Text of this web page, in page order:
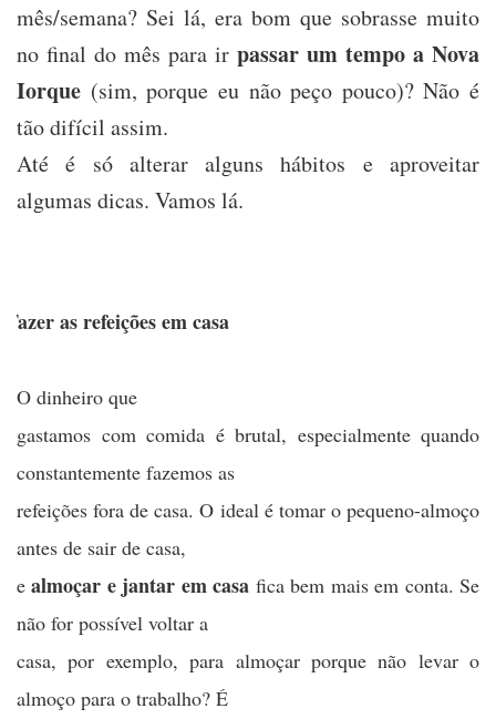
mês/semana? Sei lá, era bom que sobrasse muito
no final do mês para ir passar um tempo a Nova
Iorque (sim, porque eu não peço pouco)? Não é
tão difícil assim.
Até é só alterar alguns hábitos e aproveitar
algumas dicas. Vamos lá.
as refeições em casa
O dinheiro que
gastamos com comida é brutal, especialmente quando
constantemente fazemos as
refeições fora de casa. O ideal é tomar o pequeno-almoço
antes de sair de casa,
ealmoçar e jantar em casa fica bem mais em conta. Se
não for possível voltar a
casa, por exemplo, para almoçar porque não levar o
almoço para o trabalho? É